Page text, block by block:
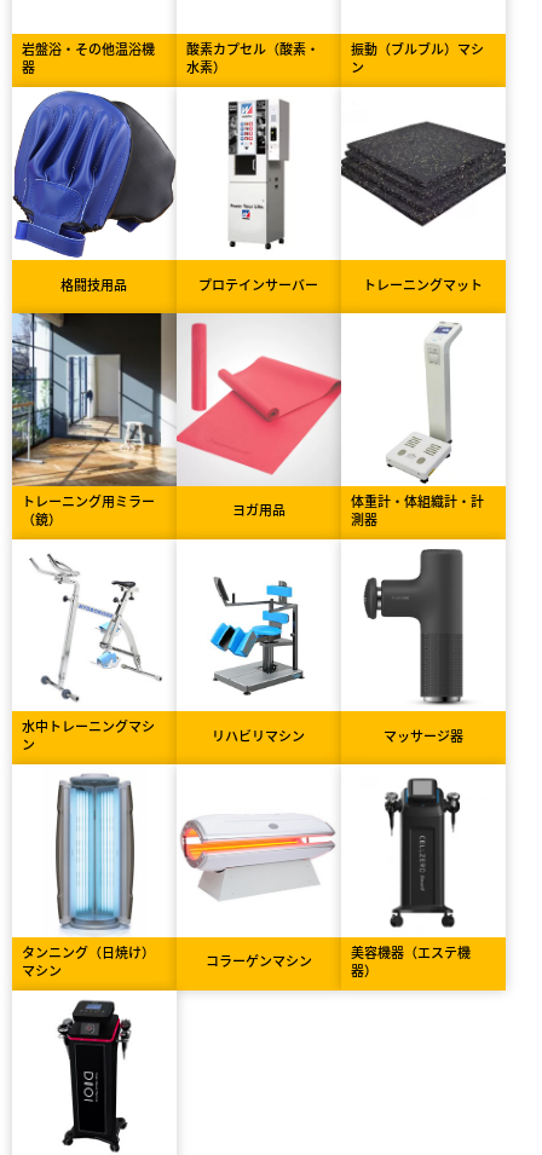
岩盤浴・その他温浴機
器
酸素カプセル（酸素・
水素）
振動（ブルブル）マシ
ン
格闘技用品 プロテインサーバー トレーニングマット
トレーニング用ミラー
（鏡）
ヨガ用品
体重計・体組織計・計
測器
水中トレーニングマシ
ン
リハビリマシン マッサージ器
タンニング（日焼け）
マシン
コラーゲンマシン
美容機器（エステ機
器）